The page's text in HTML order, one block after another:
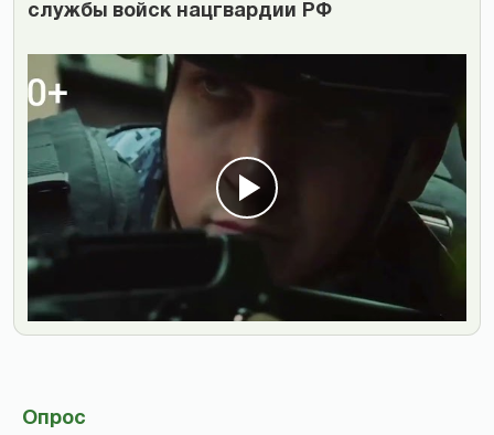
службы войск нацгвардии РФ
Опрос